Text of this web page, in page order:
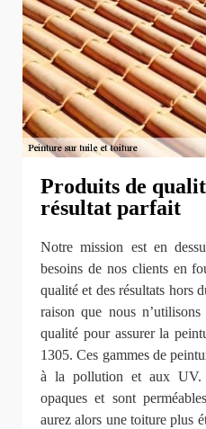
Produits de
résultat parfait
Notre mission est en
besoins de nos clients en
qualité et des résultats hors
raison que nous
qualité pour assurer la
1305. Ces gammes de
à la pollution et aux UV.
opaques et sont
aurez alors une toiture plus